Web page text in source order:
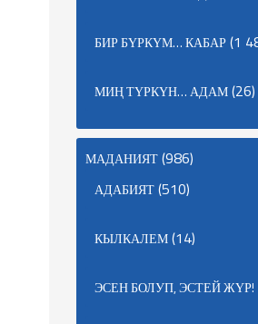
БИР БҮРКҮМ… КАБАР(1
МИҢ ТҮРКҮН… АДАМ(26)
МАДАНИЯТ(986)
АДАБИЯТ(510)
КЫЛКАЛЕМ(14)
ЭСЕН БОЛУП, ЭСТЕЙ ЖҮР!